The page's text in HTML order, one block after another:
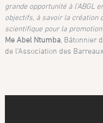
grande opportunité à l’ABGL
objectifs, à savoir la création
scientifique pour la
Me Abel Ntumba , Bâtonnier
de l’Association des